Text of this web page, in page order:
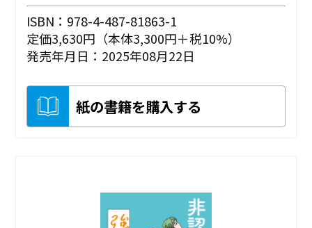
ISBN：978-4-487-81863-1
定価3,630円（本体3,300円＋税10%）
発売年月日：2025年08月22日
紙の書籍を購入する